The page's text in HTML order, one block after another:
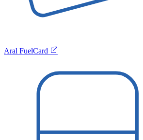
Aral FuelCard